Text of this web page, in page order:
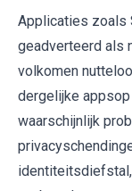
Applicaties zoals
geadverteerd als
volkomen
dergelijke
waarschijnlijk